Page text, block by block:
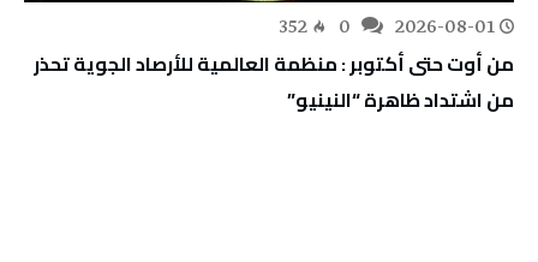
2026-08-01
352
من أوت حتى أكتوبر : منظمة العالمية للأرصاد الجوية تحذر
من اشتداد ظاهرة “النينيو”